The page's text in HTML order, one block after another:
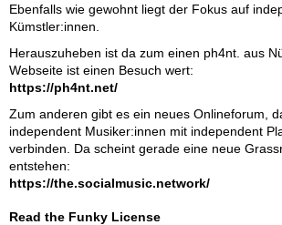
Ebenfalls wie gewohnt liegt der Fokus auf
Kümstler:innen.
Herauszuheben ist da zum einen ph4nt. aus
Webseite ist einen Besuch wert:
https://ph4nt.net/
Zum anderen gibt es ein neues Onlineforum,
independent Musiker:innen mit independent
verbinden. Da scheint gerade eine neue
entstehen:
https://the.socialmusic.network/
Read the Funky License